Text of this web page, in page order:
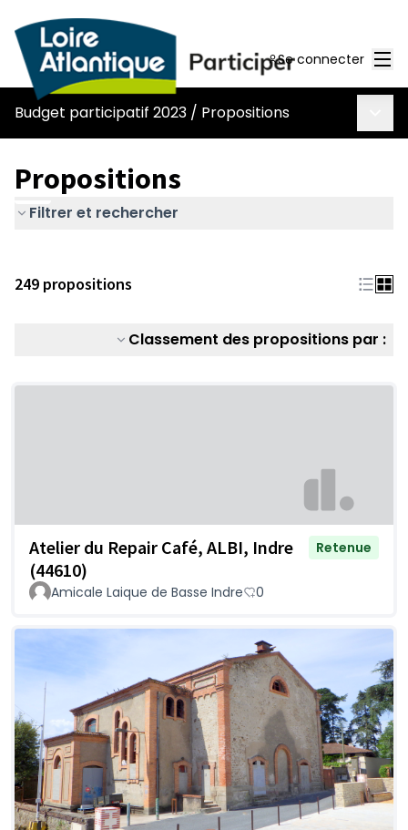
Se connecter
Budget participatif 2023 / Propositions
Propositions
Filtrer et rechercher
249 propositions
Classement des propositions par :
Atelier du Repair Café, ALBI, Indre
(44610)
Retenue
Amicale Laique de Basse Indre 0